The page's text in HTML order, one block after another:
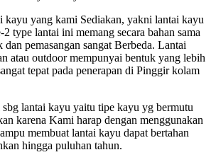
kayu yang kami Sediakan, yakni lantai kayu
type lantai ini memang secara bahan sama
pemasangan sangat Berbeda. Lantai
atau outdoor mempunyai bentuk yang lebih
tepat pada penerapan di Pinggir kolam
lantai kayu yaitu tipe kayu yg bermutu
karena Kami harap dengan menggunakan
membuat lantai kayu dapat bertahan
hingga puluhan tahun.